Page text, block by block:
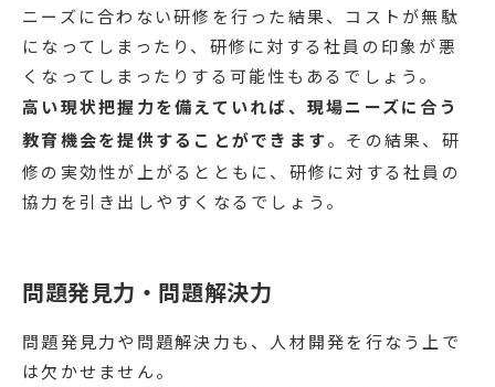
ニーズに合わない研修を行った結果、コストが無駄
になってしまったり、研修に対する社員の印象が悪
くなってしまったりする可能性もあるでしょう。
高い現状把握力を備えていれば、現場ニーズに合う
教育機会を提供することができます。その結果、研
修の実効性が上がるとともに、研修に対する社員の
協力を引き出しやすくなるでしょう。
問題発見力・問題解決力
問題発見力や問題解決力も、人材開発を行なう上で
は欠かせません。